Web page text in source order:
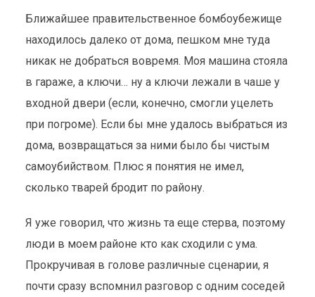
Ближайшее правительственное бомбоубежище
находилось далеко от дома, пешком мне туда
никак не добраться вовремя. Моя машина стояла
в гараже, а ключи… ну а ключи лежали в чаше у
входной двери (если, конечно, смогли уцелеть
при погроме). Если бы мне удалось выбраться из
дома, возвращаться за ними было бы чистым
самоубийством. Плюс я понятия не имел,
сколько тварей бродит по району.
Я уже говорил, что жизнь та еще стерва, поэтому
люди в моем районе кто как сходили с ума.
Прокручивая в голове различные сценарии, я
почти сразу вспомнил разговор с одним соседей